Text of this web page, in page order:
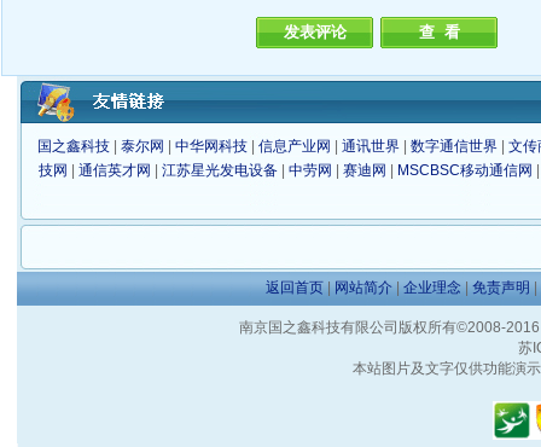
国之鑫科技 泰尔网 中华网科技 信息产业网 通讯世界 数字通信世界
文传
技网
通信英才网 江苏星光发电设备| 中劳网 赛迪网 MSCBSC移动通信网
返回首页| 网站简介 | 企业理念 | 免责声明 |
南京国之鑫科技有限公司版权所有©2008-
苏
本站图片及文字仅供功能演